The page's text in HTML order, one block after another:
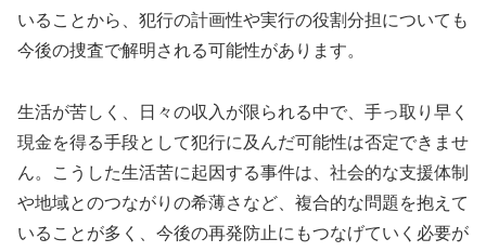
いることから、犯行の計画性や実行の役割分担についても
今後の捜査で解明される可能性があります。
生活が苦しく、日々の収入が限られる中で、手っ取り早く
現金を得る手段として犯行に及んだ可能性は否定できませ
ん。こうした生活苦に起因する事件は、社会的な支援体制
や地域とのつながりの希薄さなど、複合的な問題を抱えて
いることが多く、今後の再発防止にもつなげていく必要が